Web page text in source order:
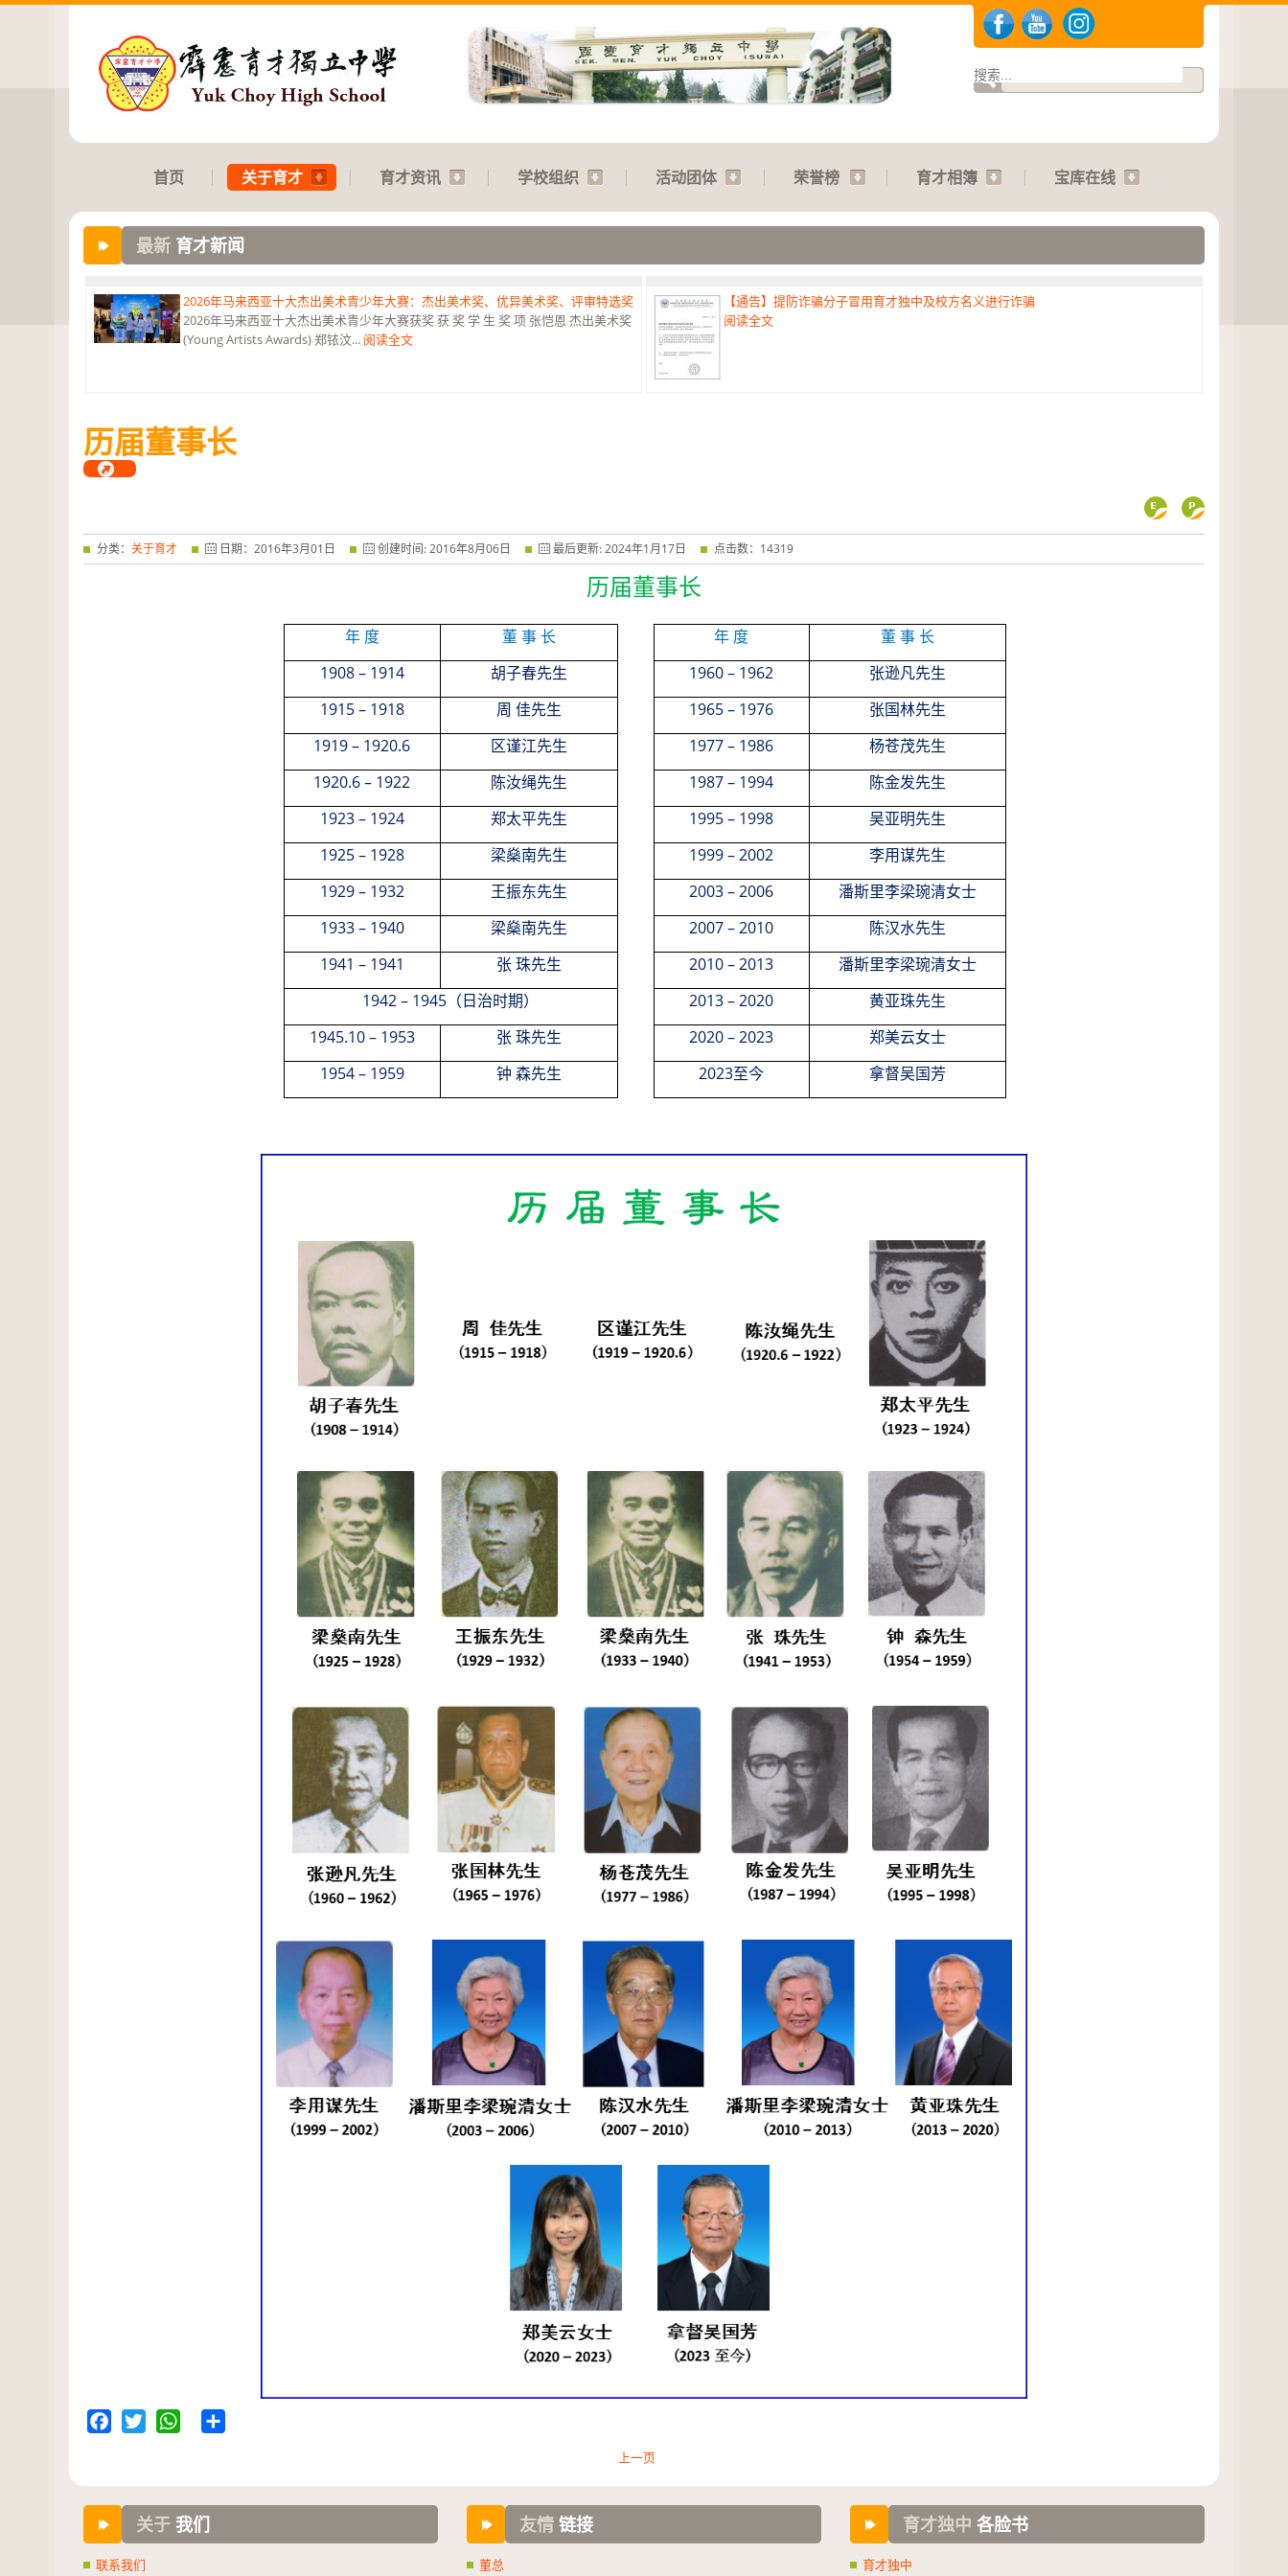
首页 关于育才 育才资讯 学校组织 活动团体 荣誉榜 育才相簿 宝库在线
最新 育才新闻
恭贺本校庄浩霖同学荣获第六届“中华翰墨情”佛港澳台侨中小学生书法比赛最高荣誉
——特优奖...
2026年马来西亚十大杰出美术青少年大赛：杰出美术奖、优异美术奖、评审特选奖
2026年马来西亚十大杰出美术青少年大赛获奖 获 奖 学 生 奖 项 张恺恩 杰出美术奖
(Young Artists Awards) 郑铱汶... 阅读全文
【通告】提防诈骗分子冒用育才独中及校方名义进行诈骗
阅读全文
历届董事长
分类： 关于育才 日期： 2016年3月01 日 创建时间:2016年8月06日 最后更新:2024年1月17日 点击数： 14319
历届董事长
年 度 董 事 长 年 度 董 事 长
1908– 1914 胡子春先生 1960– 1962 张逊凡先生
1915– 1918 周 佳先生 1965– 1976 张国林先生
1919– 1920.6 区谨江先生 1977– 1986 杨苍茂先生
1920.6– 1922 陈汝绳先生 1987– 1994 陈金发先生
1923– 1924 郑太平先生 1995– 1998 吴亚明先生
1925– 1928 梁燊南先生 1999–2002 李用谋先生
1929– 1932 王振东先生 2003–2006 潘斯里李梁琬清女士
1933– 1940 梁燊南先生 2007–2010 陈汉水先生
1941 – 1941 张 珠先生 2010–2013 潘斯里李梁琬清女士
1942– 1945 （日治时期） 2013–2020 黄亚珠先生
1945.10– 1953 张 珠先生 2020–2023 郑美云女士
1954– 1959 钟 森先生 2023至今 拿督吴国芳
上一页
关于 我们
联系我们
友情 链接
董总
育才独中 各脸书
育才独中